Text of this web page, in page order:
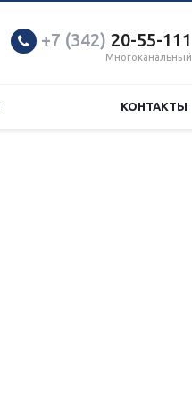
+7 (342) 20-55-111
Многоканальный
КОНТАКТЫ